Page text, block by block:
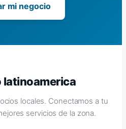
mi negocio
latinoamerica
locales. Conectamos a tu
servicios de la zona.